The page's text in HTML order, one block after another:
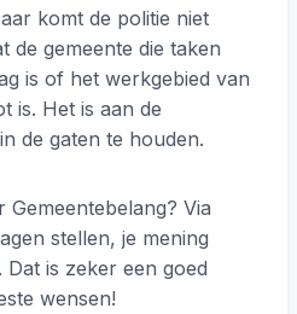
komt de politie niet
de gemeente die taken
is of het werkgebied van
is. Het is aan de
de gaten te houden.
Via
stellen, je mening
is zeker een goed
wensen!